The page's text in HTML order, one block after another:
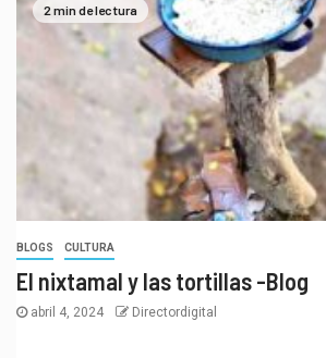
2 min de lectura
BLOGS CULTURA
El nixtamal y las tortillas -Blog
abril 4, 2024 Directordigital